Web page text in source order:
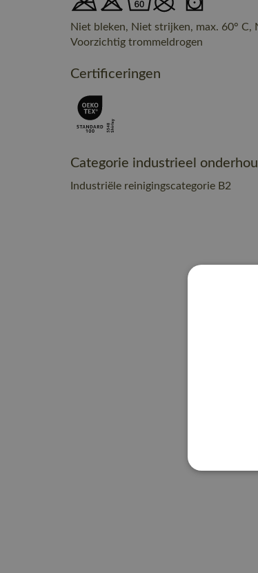
Niet bleken, Niet strijken, max. 60°
Voorzichtig trommeldrogen
Certificeringen
Categorie industrieel
Industriële reinigingscategorie B2